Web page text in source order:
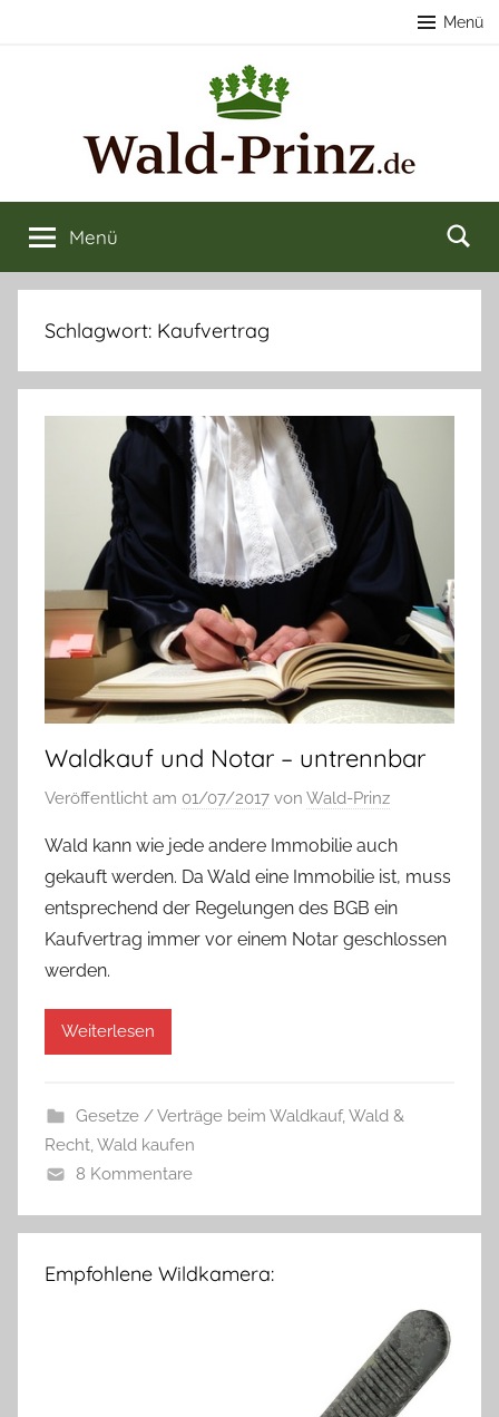
Menü
Nachhaltige
Forstwirtschaft
Naturerlebnisse
Wald
kaufen
verkaufen
Menü
Schlagwort: Kaufvertrag
Waldkauf und Notar – untrennbar
Veröffentlicht am 01/07/2017 von Wald-Prinz
Wald kann wie jede andere Immobilie auch
gekauft werden. Da Wald eine Immobilie ist, muss
entsprechend der Regelungen des BGB ein
Kaufvertrag immer vor einem Notar geschlossen
werden.
Weiterlesen
Gesetze / Verträge beim Waldkauf,Wald &
Recht,Wald kaufen
8 Kommentare
Empfohlene Wildkamera: